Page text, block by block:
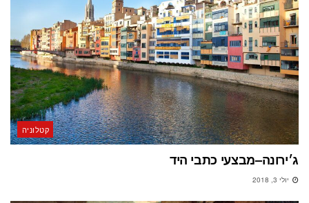
קטלוניה
ג׳ירונה–מבצעי כתבי היד
יולי 3, 2018